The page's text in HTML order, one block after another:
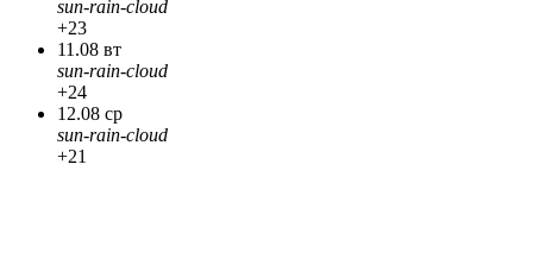
sun-rain-cloud
+23
11.08 вт
sun-rain-cloud
+24
12.08 ср
sun-rain-cloud
+21